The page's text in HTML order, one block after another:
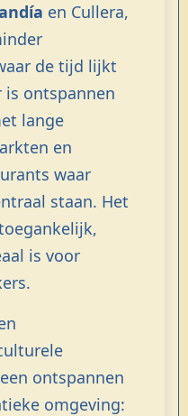
en Cullera,
de tijd lijkt
is ontspannen
lange
en
waar
staan. Het
is voor
ontspannen
omgeving: